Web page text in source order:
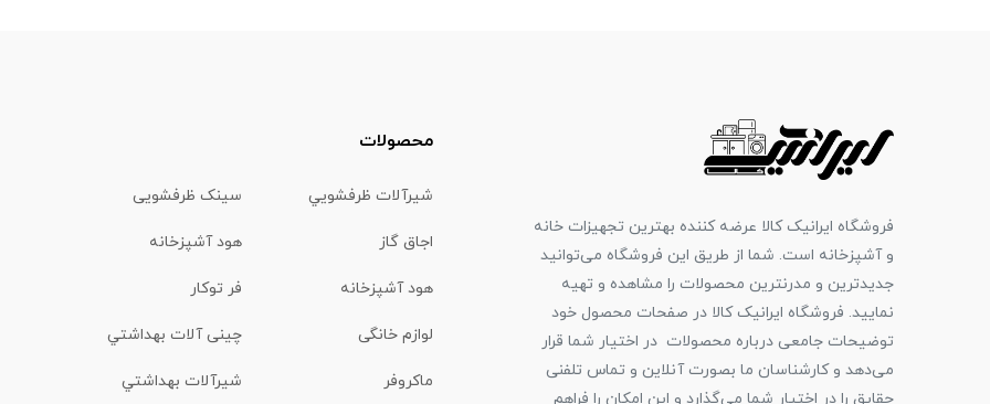
فروشگاه ایرانیک کالا عرضه کننده بهترین تجهیزات خانه
و آشپزخانه است. شما از طریق این فروشگاه می‌توانید
جدیدترین و مدرنترین محصولات را مشاهده و تهیه
نمایید. فروشگاه ایرانیک کالا در صفحات محصول خود
توضیحات جامعی درباره محصولات در اختیار شما قرار
می‌دهد و کارشناسان ما بصورت آنلاین و تماس تلفنی
حقایق را در اختیار شما می‌گذارد و این امکان را فراهم
محصولات
شیرآلات ظرفشويي سینک ظرفشویی
اجاق گاز هود آشپزخانه
هود آشپزخانه فر توکار
لوازم خانگی چینی آلات بهداشتي
ماكروفر شیرآلات بهداشتي